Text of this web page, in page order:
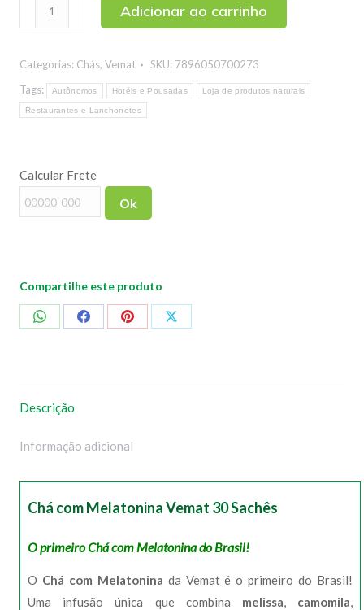
com
Vemat
30
Sachês
Adicionar ao carrinho
Categorias: Chás, Vemat SKU: 7896050700273
Tags:
Autônomos Hotéis e Pousadas Loja de produtos naturais
Restaurantes e Lanchonetes
Calcular Frete
Ok
Compartilhe este produto
CompartilharCompartilharCompartilharCompartilhar
Descrição
Informação adicional
Chá com Melatonina Vemat 30 Sachês
O primeiro Chá com Melatonina do Brasil!
O Chá com Melatonina da Vemat é o primeiro do Brasil!
Uma infusão única que combina melissa, camomila,